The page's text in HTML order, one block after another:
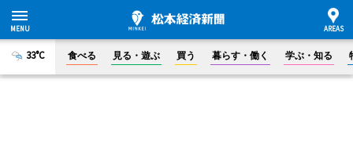
33°C 食べる 見る・遊ぶ 買う 暮らす・働く 学ぶ・知る